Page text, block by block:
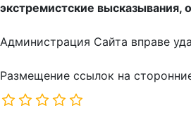
экстремистские высказывания,
Администрация Сайта вправе
Размещение ссылок на